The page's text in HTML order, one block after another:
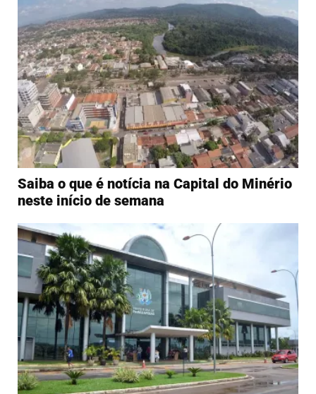
Saiba o que é notícia na Capital do Minério
neste início de semana